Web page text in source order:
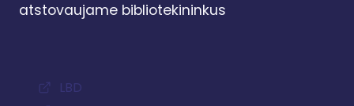
atstovaujame bibliotekininkus
LBD